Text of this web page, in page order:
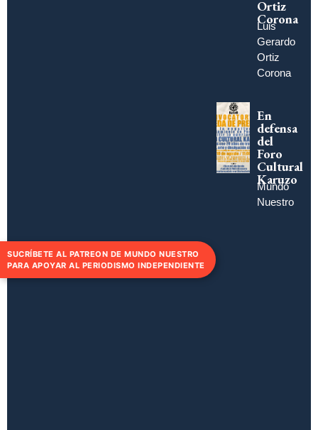
Ortiz
Corona
Luis
Gerardo
Ortiz
Corona
En
defensa
del
Foro
Cultural
Karuzo
Mundo
Nuestro
SUCRÍBETE AL PATREON DE MUNDO NUESTRO
PARA APOYAR AL PERIODISMO INDEPENDIENTE